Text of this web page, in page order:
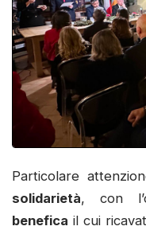
Particolare
solidarietà, con
benefica il cui